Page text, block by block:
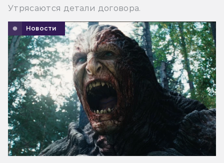
Утрясаются детали договора.
Новости